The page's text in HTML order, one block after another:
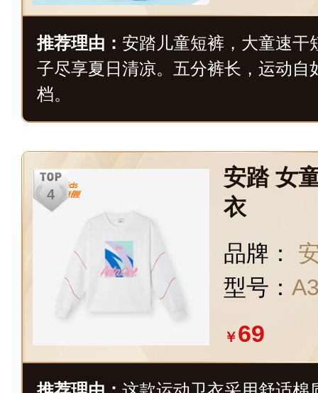
推荐理由： 安踏儿童短裤，大童速干
子尽享夏日清凉。五分裤长，运动自
档。
安踏 女
衣
品牌：
型号：
￥69